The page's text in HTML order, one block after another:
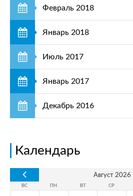
Февраль 2018
Январь 2018
Июль 2017
Январь 2017
Декабрь 2016
Календарь
Август 2026
ВС ПН ВТ СР